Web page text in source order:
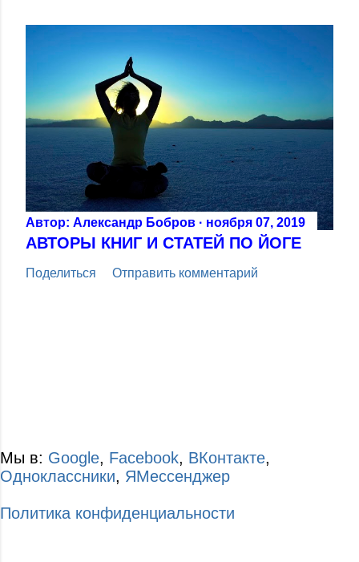
Автор: Александр Бобров ноября 07, 2019
АВТОРЫ КНИГ И СТАТЕЙ ПО ЙОГЕ
Поделиться Отправить комментарий
Мы в: Google, Facebook, ВКонтакте,
Одноклассники, ЯМессенджер
Политика конфиденциальности